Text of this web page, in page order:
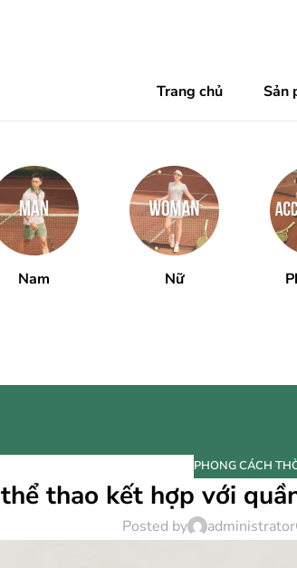
Trang chủ Sản
Nam Nữ
PHONG CÁCH
thao kết hợp với
Posted by administrator